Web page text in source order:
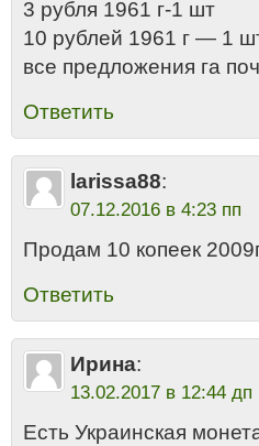
3 рубля 1961 г-1 шт
10 рублей 1961 г — 1
все предложения га
Ответить
larissa88:
07.12.2016 в 4:23 пп
Продам 10 копеек
Ответить
Ирина:
13.02.2017 в 12:44 дп
Есть Украинская